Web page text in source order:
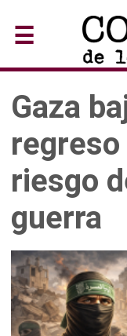
☰
Gaza
regreso
riesgo
guerra